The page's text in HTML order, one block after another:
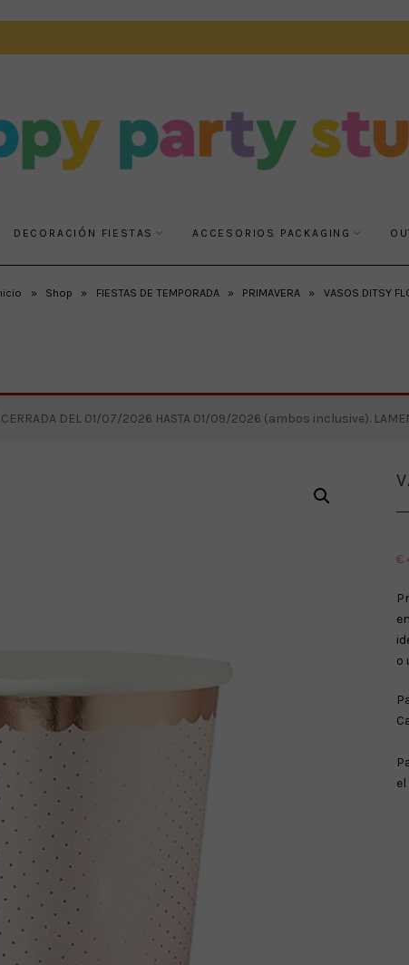
DECORACIÓN FIESTAS ACCESORIOS PACKAGING
» Shop » FIESTAS DE TEMPORADA » PRIMAVERA » VASOS DITSY
CERRADA DEL 01/07/2026 HASTA 01/09/2026 (ambos inclusive).
€
o